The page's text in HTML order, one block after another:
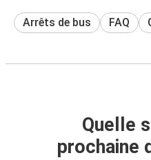
Arrêts de bus FAQ
Quelle
prochaine